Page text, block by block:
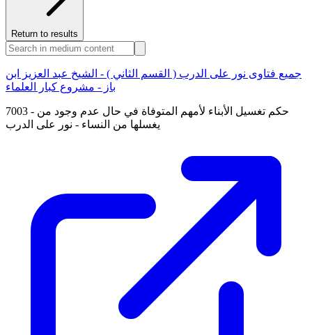
Return to results
جميع فتاوى نور على الدرب ( القسم الثاني ) - الشيخ عبد العزيز ابن
باز - مشروع كبار العلماء
7003 - حكم تغسيل الأبناء لأمهم المتوفاة في حال عدم وجود من
يغسلها من النساء - نور على الدرب